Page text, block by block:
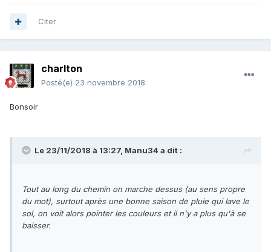
Citer
charlton
Posté(e) 23 novembre 2018
Bonsoir
Le 23/11/2018 à 13:27, Manu34 a dit :
Tout au long du chemin on marche dessus (au sens propre
du mot), surtout après une bonne saison de pluie qui lave le
sol, on voit alors pointer les couleurs et il n'y a plus qu'à se
baisser.